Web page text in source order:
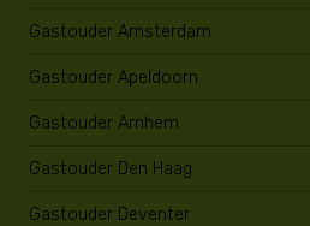
Gastouder Amsterdam
Gastouder Apeldoorn
Gastouder Arnhem
Gastouder Den Haag
Gastouder Deventer